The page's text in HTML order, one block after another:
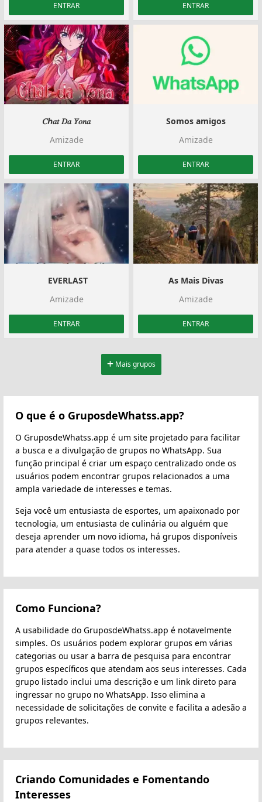
ENTRAR ENTRAR
𝐶ℎ𝑎𝑡 𝐷𝑎 𝑌𝑜𝑛𝑎
Amizade
ENTRAR
Somos amigos
Amizade
ENTRAR
️ EVERLAST
Amizade
ENTRAR
As Mais Divas
Amizade
ENTRAR
Mais grupos
O que é o GruposdeWhatss.app?
O GruposdeWhatss.app é um site projetado para facilitar
a busca e a divulgação de grupos no WhatsApp. Sua
função principal é criar um espaço centralizado onde os
usuários podem encontrar grupos relacionados a uma
ampla variedade de interesses e temas.
Seja você um entusiasta de esportes, um apaixonado por
tecnologia, um entusiasta de culinária ou alguém que
deseja aprender um novo idioma, há grupos disponíveis
para atender a quase todos os interesses.
Como Funciona?
A usabilidade do GruposdeWhatss.app é notavelmente
simples. Os usuários podem explorar grupos em várias
categorias ou usar a barra de pesquisa para encontrar
grupos específicos que atendam aos seus interesses. Cada
grupo listado inclui uma descrição e um link direto para
ingressar no grupo no WhatsApp. Isso elimina a
necessidade de solicitações de convite e facilita a adesão a
grupos relevantes.
Criando Comunidades e Fomentando
Interesses